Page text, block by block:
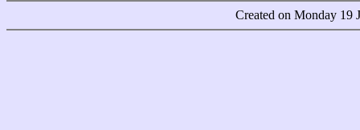
Created on Monday 19